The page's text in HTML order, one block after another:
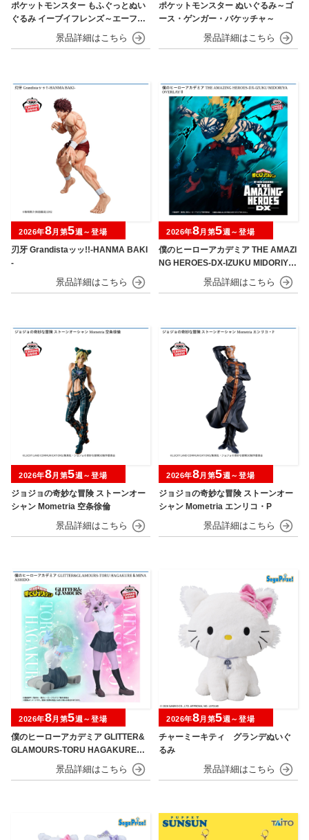
ポケットモンスター もふぐっとぬい
ぐるみ イーブイフレンズ～エーフ
ィ・ニンフィア～おひるねver.
ポケットモンスター ぬいぐるみ～ゴ
ース・ゲンガー・バケッチャ～
刃牙 Grandistaッッ!!-HANMA BAKI
-
2026年8月第5週～登場
僕のヒーローアカデミア THE AMAZI
NG HEROES-DX-IZUKU MIDORIYA
OVERLAY Ⅱ
2026年8月第5週～登場
ジョジョの奇妙な冒険 ストーンオー
シャン Mometria 空条徐倫
2026年8月第5週～登場
ジョジョの奇妙な冒険 ストーンオー
シャン Mometria エンリコ・P
2026年8月第5週～登場
僕のヒーローアカデミア GLITTER&
GLAMOURS-TORU HAGAKURE＆
MINA ASHIDO-
2026年8月第5週～登場
チャーミーキティ グランデぬいぐ
るみ
2026年8月第5週～登場